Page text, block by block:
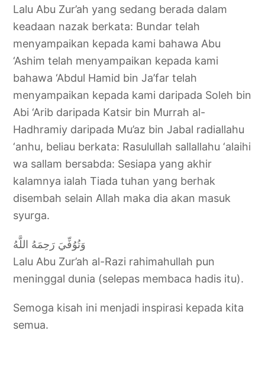
Lalu Abu Zur’ah yang sedang berada dalam
keadaan nazak berkata: Bundar telah
menyampaikan kepada kami bahawa Abu
‘Ashim telah menyampaikan kepada kami
bahawa ‘Abdul Hamid bin Ja’far telah
menyampaikan kepada kami daripada Soleh bin
Abi ‘Arib daripada Katsir bin Murrah al-
Hadhramiy daripada Mu’az bin Jabal radiallahu
‘anhu, beliau berkata: Rasulullah sallallahu ‘alaihi
wa sallam bersabda: Sesiapa yang akhir
kalamnya ialah Tiada tuhan yang berhak
disembah selain Allah maka dia akan masuk
syurga.
وَتُوُفِّيَ رَحِمَهُ اللَّهُ
Lalu Abu Zur’ah al-Razi rahimahullah pun
meninggal dunia (selepas membaca hadis itu).
Semoga kisah ini menjadi inspirasi kepada kita
semua.